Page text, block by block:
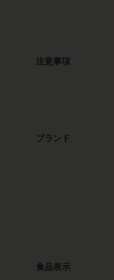
注意事項
ブランド
食品表示